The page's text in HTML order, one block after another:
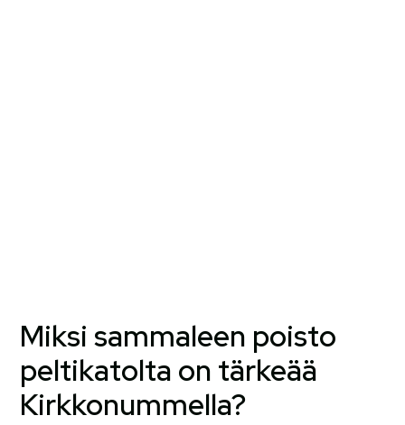
Miksi sammaleen poisto
peltikatolta on tärkeää
Kirkkonummella?